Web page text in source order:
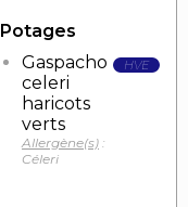
Potages
Gaspacho
celeri
haricots
verts
Allergène(s) :
Céleri
HVE